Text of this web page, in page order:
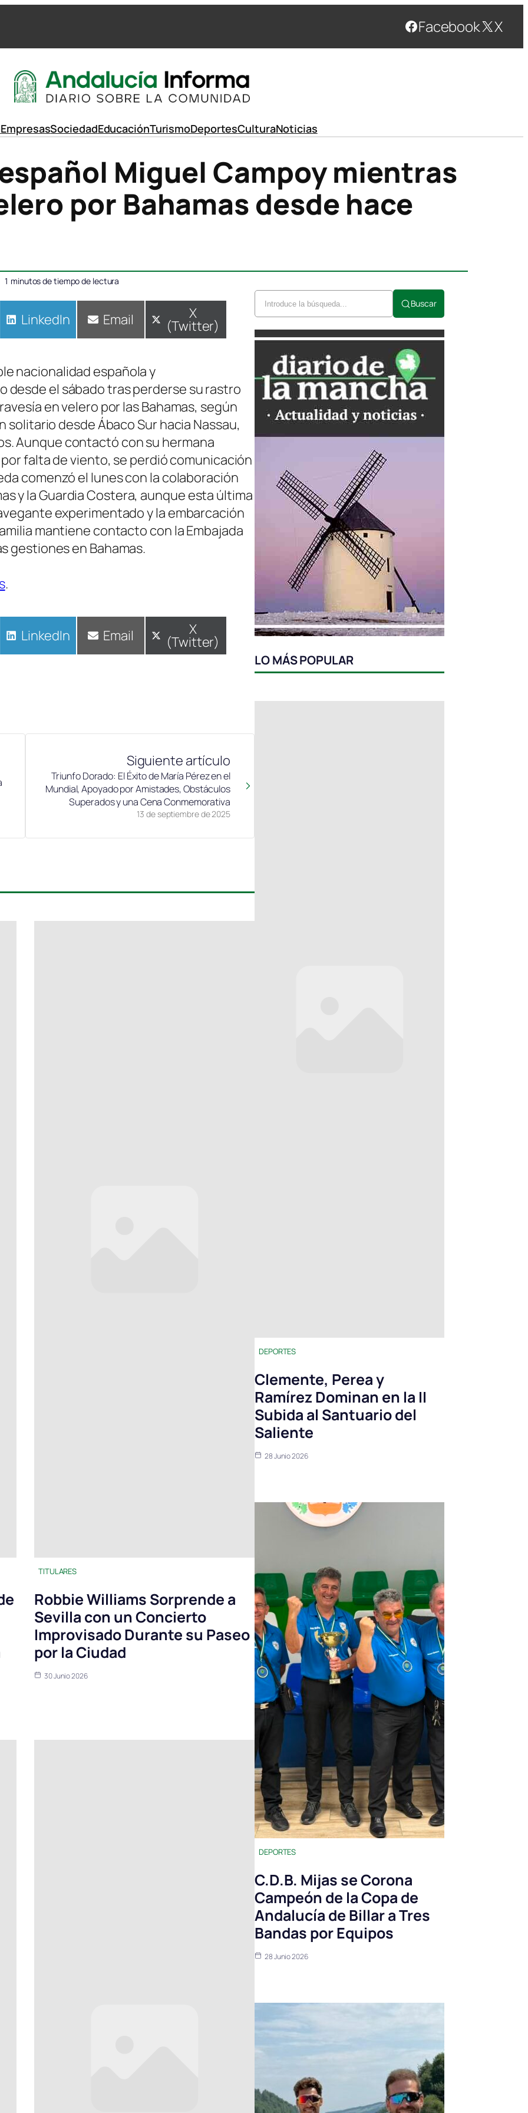
Facebook X
EmpresasSociedadEducaciónTurismoDeportesCulturaNoticias
Miguel Campoy mientras
por Bahamas desde hace
1 minutos de tiempo de lectura
Compartir
LinkedIn Compartir
Email Compartir
en
X
(Twitter)
nacionalidad española y
el sábado tras perderse su rastro
en velero por las Bahamas, según
solitario desde Ábaco Sur hacia Nassau,
Aunque contactó con su hermana
falta de viento, se perdió comunicación
comenzó el lunes con la colaboración
y la Guardia Costera, aunque esta última
experimentado y la embarcación
mantiene contacto con la Embajada
gestiones en Bahamas.
.
Compartir
LinkedIn Compartir
Email Compartir
en
X
(Twitter)
Siguiente artículo
13 de septiembre de 2025
Triunfo Dorado: El Éxito de María Pérez en el
Mundial, Apoyado por Amistades, Obstáculos
Superados y una Cena Conmemorativa
TITULARES
Robbie Williams Sorprende a
Sevilla con un Concierto
Improvisado Durante su Paseo
por la Ciudad
30 Junio 2026
Buscar
LO MÁS POPULAR
DEPORTES
Clemente, Perea y
Ramírez Dominan en la II
Subida al Santuario del
Saliente
28 Junio 2026
DEPORTES
C.D.B. Mijas se Corona
Campeón de la Copa de
Andalucía de Billar a Tres
Bandas por Equipos
28 Junio 2026